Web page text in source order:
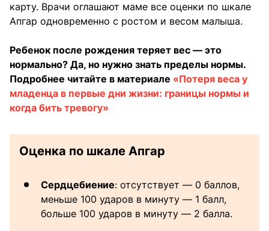
карту. Врачи оглашают маме все оценки по шкале
Апгар одновременно с ростом и весом малыша.
Ребенок после рождения теряет вес — это
нормально? Да, но нужно знать пределы нормы.
Подробнее читайте в материале «Потеря веса у
младенца в первые дни жизни: границы нормы и
когда бить тревогу»
Оценка по шкале Апгар
Сердцебиение: отсутствует — 0 баллов,
меньше 100 ударов в минуту — 1 балл,
больше 100 ударов в минуту — 2 балла.